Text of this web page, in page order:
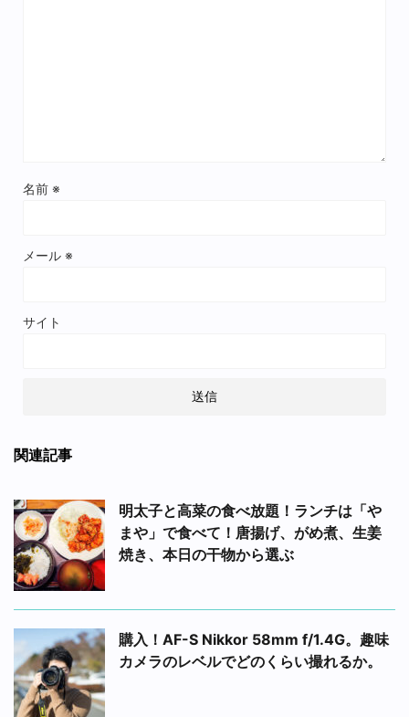
名前 ※
メール ※
サイト
関連記事
明太子と高菜の食べ放題！ランチは「や
まや」で食べて！唐揚げ、がめ煮、生姜
焼き、本日の干物から選ぶ
購入！AF-S Nikkor 58mm f/1.4G。趣味
カメラのレベルでどのくらい撮れるか。